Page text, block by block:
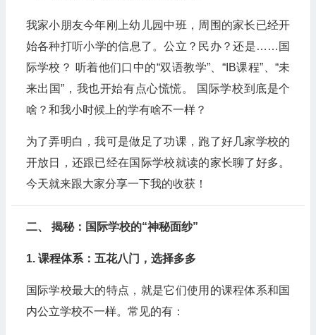
我家小朋友今年刚上幼儿园中班，周围的家长已经开
始各种打听小学的信息了。公立？民办？还是……国
际学校？ 听着他们口中的“双语教学”、“IB课程”、“未
来出国”，我也开始有点心慌慌。 国际学校到底是个
啥？和我小时候上的学有啥不一样？
为了弄明白，我可是做足了功课，跑了好几家学校的
开放日，还跟已经在国际学校就读的家长聊了好多。
今天就来跟大家分享一下我的收获！
二、 揭秘：国际学校的“神秘面纱”
1. 课程体系：五花八门，选择多多
国际学校最大的特点，就是它们使用的课程体系和国
内公立学校不一样。常见的有：